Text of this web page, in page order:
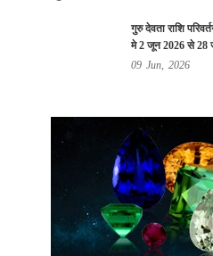
गुरु देवता राशि
मे 2 जून 2026 से 28
09 Jun, 2026